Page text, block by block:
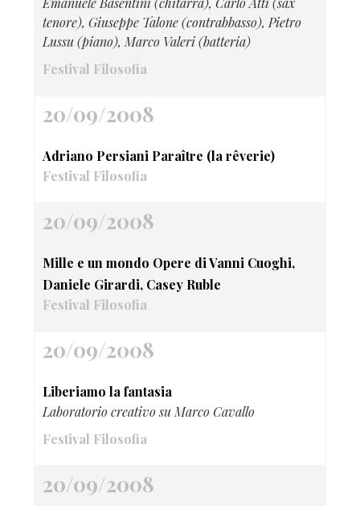
tenore), Giuseppe Talone (contrabbasso), Pietro
Lussu (piano), Marco Valeri (batteria)
Festival Filosofia
20/09/2008
Adriano Persiani Paraître (la rêverie)
Festival Filosofia
20/09/2008
Mille e un mondo Opere di Vanni Cuoghi,
Daniele Girardi, Casey Ruble
Festival Filosofia
20/09/2008
Liberiamo la fantasia
Laboratorio creativo su Marco Cavallo
Festival Filosofia
20/09/2008